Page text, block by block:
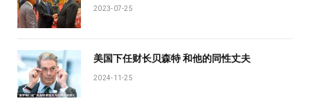
2023-07-25
美国下任财长贝森特 和他的同性丈夫
2024-11-25